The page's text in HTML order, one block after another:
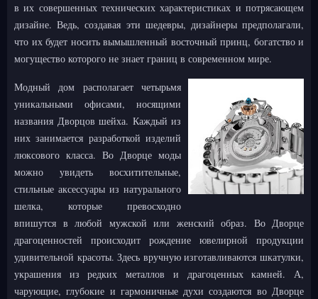
в их совершенных технических характеристиках и потрясающем
дизайне. Ведь, создавая эти шедевры, дизайнеры предполагали,
что их будет носить вымышленный восточный принц, богатство и
могущество которого не знает границ в современном мире.
Модный дом располагает четырьмя
уникальными офисами, носящими
названия Дворцов шейха. Каждый из
них занимается разработкой изделий
люксового класса. Во Дворце моды
можно увидеть восхитительные,
стильные аксессуары из натурального
шелка, которые превосходно
впишутся в любой мужской или женский образ. Во Дворце
драгоценностей происходит рождение ювелирной продукции
удивительной красоты. Здесь вручную изготавливаются шкатулки,
украшения из редких металлов и драгоценных камней. А,
чарующие, глубокие и гармоничные духи создаются во Дворце